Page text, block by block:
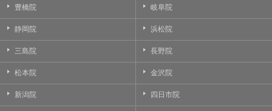
豊橋院 岐阜院
静岡院 浜松院
三島院 長野院
松本院 金沢院
新潟院 四日市院